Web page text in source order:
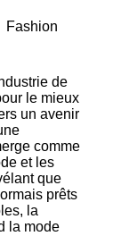
Fashion
de
le mieux
un avenir
comme
et les
que
prêts
la
la mode